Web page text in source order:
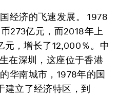
经济的飞速发展。 1978
273亿元，而2018年上
元，增长了12,000％。中
在深圳，这座位于香港
华南城市，1978年的国
建立了经济特区，到